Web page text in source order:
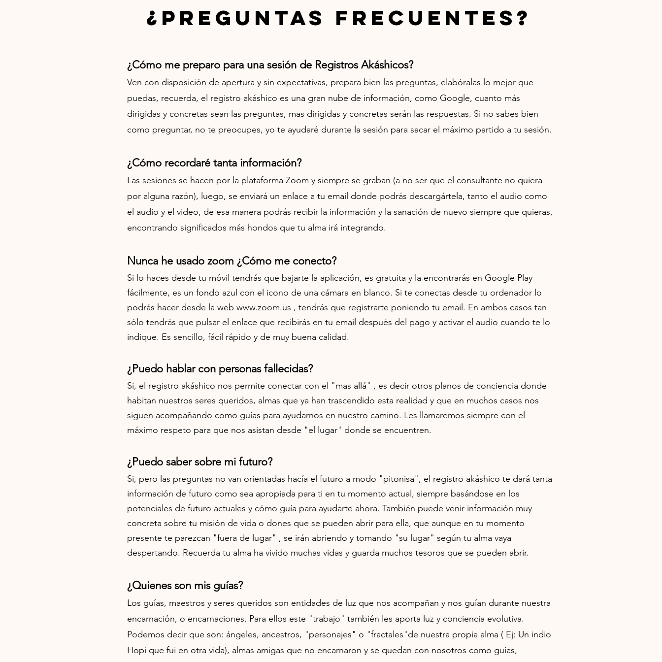
¿Preguntas Frecuentes?
¿Cómo me preparo para una sesión de Registros Akáshicos?
Ven con disposición de apertura y sin expectativas, prepara bien las preguntas, elabóra las lo mejor que
puedas, recuerda, el registro akáshico es una gran nube de información, como Google, cuanto más
dirigidas y concretas sean las preguntas, mas dirigidas y concretas serán las respuestas. Si no sabes bien
como preguntar, no te preocupes, yo te ayudaré durante la sesión para sacar el máximo partido a tu sesión.
¿Cómo recordaré tanta información?
Las sesiones se hacen por la plataforma Zoom y siempre se graban (a no ser que el consultante no quiera
por alguna razón), luego, se enviará un enlace a tu email donde podrás descargártela, tanto el audio como
el audio y el video, de esa manera podrás recibir la información y la sanación de nuevo siempre que quieras,
encontrando significados más hondos que tu alma irá integrando.
Nunca he usado zoom ¿Cómo me conecto?
Si lo haces desde tu móvil tendrás que bajarte la aplicación, es gratuita y la encontrarás en Google Play
fácilmente, es un fondo azul con el icono de una cámara en blanco. Si te conectas desde tu ordenador lo
podrás hacer desde la web www.zoom.us , tendrás que registrarte poniendo tu email. En ambos casos tan
sólo tendrás que pulsar el enlace que recibirás en tu email después del pago y activar el audio cuando te lo
indique. Es sencillo, fácil rápido y de muy buena calidad.
¿Puedo hablar con personas fallecidas?
Si, el registro akáshico nos permite conectar con el "mas allá" , es decir otros planos de conciencia donde
habitan nuestros seres queridos, almas que ya han trascendido esta realidad y que en muchos casos nos
siguen acompañando como guías para ayudarnos en nuestro camino. Les llamaremos siempre con el
máximo respeto para que nos asistan desde "el lugar" donde se encuentren.
¿Puedo saber sobre mi futuro?
Si, pero las preguntas no van orientadas hacía el futuro a modo "pitonisa", el registro akáshico te dará tanta
información de futuro como sea apropiada para ti en tu momento actual, siempre basándose en los
potenciales de futuro actuales y cómo guía para ayudarte ahora. También puede venir información muy
concreta sobre tu misión de vida o dones que se pueden abrir para ella, que aunque en tu momento
presente te parezcan "fuera de lugar" , se irán abriendo y tomando "su lugar" según tu alma vaya
despertando. Recuerda tu alma ha vivido muchas vidas y guarda muchos tesoros que se pueden abrir.
¿Quienes son mis guías?
Los guías, maestros y seres queridos son entidades de luz que nos acompañan y nos guían durante nuestra
encarnación, o encarnaciones. Para ellos este "trabajo" también les aporta luz y conciencia evolutiva.
Podemos decir que son: ángeles, ancestros, "personajes" o "fractales"de nuestra propia alma ( Ej: Un indio
Hopi que fui en otra vida), almas amigas que no encarnaron y se quedan con nosotros como guías,